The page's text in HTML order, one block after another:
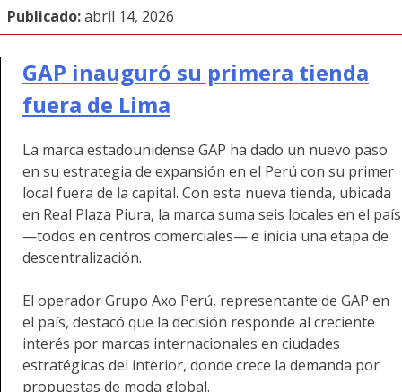
Publicado:abril 14, 2026
GAP inauguró su primera tienda
fuera de Lima
La marca estadounidense GAP ha dado un nuevo paso
en su estrategia de expansión en el Perú con su primer
local fuera de la capital. Con esta nueva tienda, ubicada
en Real Plaza Piura, la marca suma seis locales en el país
—todos en centros comerciales— e inicia una etapa de
descentralización.
El operador Grupo Axo Perú, representante de GAP en
el país, destacó que la decisión responde al creciente
interés por marcas internacionales en ciudades
estratégicas del interior, donde crece la demanda por
propuestas de moda global.